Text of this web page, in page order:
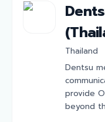
Thailand
Dentsu
provide
beyond